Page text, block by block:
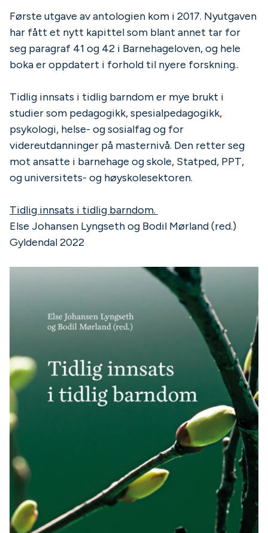
Første utgave av antologien kom i 2017. Nyutgaven
har fått et nytt kapittel som blant annet tar for
seg paragraf 41 og 42 i Barnehageloven, og hele
boka er oppdatert i forhold til nyere forskning..
Tidlig innsats i tidlig barndom er mye brukt i
studier som pedagogikk, spesialpedagogikk,
psykologi, helse- og sosialfag og for
videreutdanninger på masternivå. Den retter seg
mot ansatte i barnehage og skole, Statped, PPT,
og universitets- og høyskolesektoren.
Tidlig innsats i tidlig barndom.
Else Johansen Lyngseth og Bodil Mørland (red.)
Gyldendal 2022